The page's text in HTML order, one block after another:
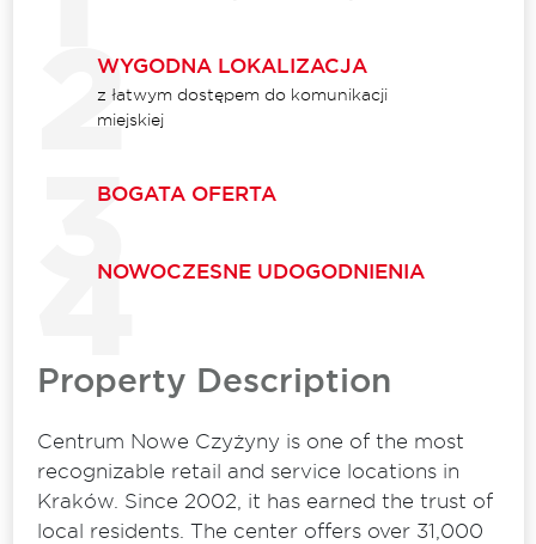
WYGODNA LOKALIZACJA
z łatwym dostępem do komunikacji
miejskiej
BOGATA OFERTA
NOWOCZESNE UDOGODNIENIA
Property Description
Centrum Nowe Czyżyny is one of the most
recognizable retail and service locations in
Kraków. Since 2002, it has earned the trust of
local residents. The center offers over 31,000